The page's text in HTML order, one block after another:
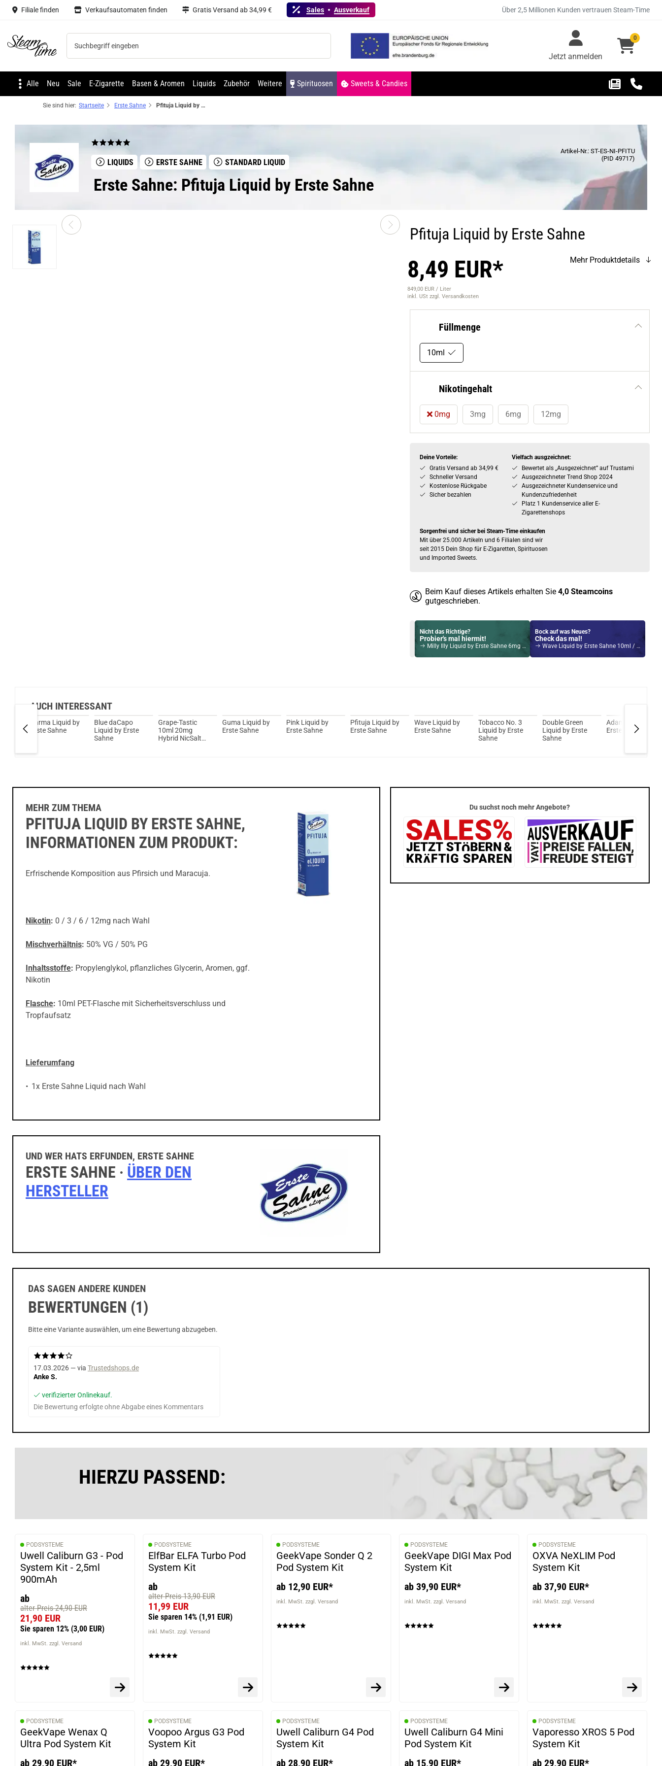
Filiale finden Verkaufsautomaten finden Gratis Versand ab 34,99 € Sales Ausverkauf Über 2,5 Millionen Kunden vertrauen Steam-Time
Steam time Jetzt anmelden
0
Alle Neu Sale E-Zigarette Basen & Aromen Liquids Zubehör Weitere Spirituosen Sweets & Candies
Sie sind hier: Startseite Erste Sahne Pfituja Liquid by Erste Sahne
LIQUIDS ERSTE SAHNE STANDARD LIQUID
Artikel-Nr.: ST-ES-NI-PFITU
(PID 49717)
Erste Sahne: Pfituja Liquid by Erste Sahne
Pfituja Liquid by Erste Sahne
8,49 EUR*
849,00 EUR / Liter
inkl. USt zzgl. Versandkosten
Mehr Produktdetails
Füllmenge
10ml
Nikotingehalt
0mg 3mg 6mg 12mg
Deine Vorteile:
Gratis Versand ab 34,99 €
Schneller Versand
Kostenlose Rückgabe
Sicher bezahlen
Vielfach ausgzeichnet:
Bewertet als „Ausgezeichnet” auf Trustami
Ausgezeichneter Trend Shop 2024
Ausgezeichneter Kundenservice und
Kundenzufriedenheit
Platz 1 Kundenservice aller E-
Zigarettenshops
Sorgenfrei und sicher bei Steam-Time einkaufen
Mit über 25.000 Artikeln und 6 Filialen sind wir
seit 2015 Dein Shop für E-Zigaretten, Spirituosen
und Imported Sweets.
Beim Kauf dieses Artikels erhalten Sie 4,0 Steamcoins
gutgeschrieben.
Nicht das Richtige?
Probier's mal hiermit!
Milly Illy Liquid by Erste Sahne 6mg / 10ml
Bock auf was Neues?
Check das mal!
Wave Liquid by Erste Sahne 10ml / 3mg
AUCH INTERESSANT
Karma Liquid by
Erste Sahne
Blue daCapo
Liquid by Erste
Sahne
Grape-Tastic
10ml 20mg
Hybrid NicSalt
Guma Liquid by
Erste Sahne
Pink Liquid by
Erste Sahne
Pfituja Liquid by
Erste Sahne
Wave Liquid by
Erste Sahne
Tobacco No. 3
Liquid by Erste
Sahne
Double Green
Liquid by Erste
Sahne
Adam Liquid by
Erste Sahne
MEHR ZUM THEMA
PFITUJA LIQUID BY ERSTE SAHNE,
INFORMATIONEN ZUM PRODUKT:
Erfrischende Komposition aus Pfirsich und Maracuja.
Nikotin: 0 / 3 / 6 / 12mg nach Wahl
Mischverhältnis: 50% VG / 50% PG
Inhaltsstoffe: Propylenglykol, pflanzliches Glycerin, Aromen, ggf.
Nikotin
Flasche: 10ml PET-Flasche mit Sicherheitsverschluss und
Tropfaufsatz
Lieferumfang
1x Erste Sahne Liquid nach Wahl
UND WER HATS ERFUNDEN, ERSTE SAHNE
ERSTE SAHNE · ÜBER DEN
HERSTELLER
Du suchst noch mehr Angebote?
DAS SAGEN ANDERE KUNDEN
BEWERTUNGEN (1)
Bitte eine Variante auswählen, um eine Bewertung abzugeben.
17.03.2026 — via Trustedshops.de
Anke S.
verifizierter Onlinekauf.
Die Bewertung erfolgte ohne Abgabe eines Kommentars
HIERZU PASSEND:
PODSYSTEME
Uwell Caliburn G3 - Pod
System Kit - 2,5ml
900mAh
ab
alter Preis 24,90 EUR
21,90 EUR
Sie sparen 12% (3,00 EUR)
inkl. MwSt. zzgl. Versand
PODSYSTEME
ElfBar ELFA Turbo Pod
System Kit
ab
alter Preis 13,90 EUR
11,99 EUR
Sie sparen 14% (1,91 EUR)
inkl. MwSt. zzgl. Versand
PODSYSTEME
GeekVape Sonder Q 2
Pod System Kit
ab 12,90 EUR*
inkl. MwSt. zzgl. Versand
PODSYSTEME
GeekVape DIGI Max Pod
System Kit
ab 39,90 EUR*
inkl. MwSt. zzgl. Versand
PODSYSTEME
OXVA NeXLIM Pod
System Kit
ab 37,90 EUR*
inkl. MwSt. zzgl. Versand
PODSYSTEME
GeekVape Wenax Q
Ultra Pod System Kit
ab 29,90 EUR*
PODSYSTEME
Voopoo Argus G3 Pod
System Kit
ab 29,90 EUR*
PODSYSTEME
Uwell Caliburn G4 Pod
System Kit
ab 28,90 EUR*
PODSYSTEME
Uwell Caliburn G4 Mini
Pod System Kit
ab 15,90 EUR*
PODSYSTEME
Vaporesso XROS 5 Pod
System Kit
ab 29,90 EUR*